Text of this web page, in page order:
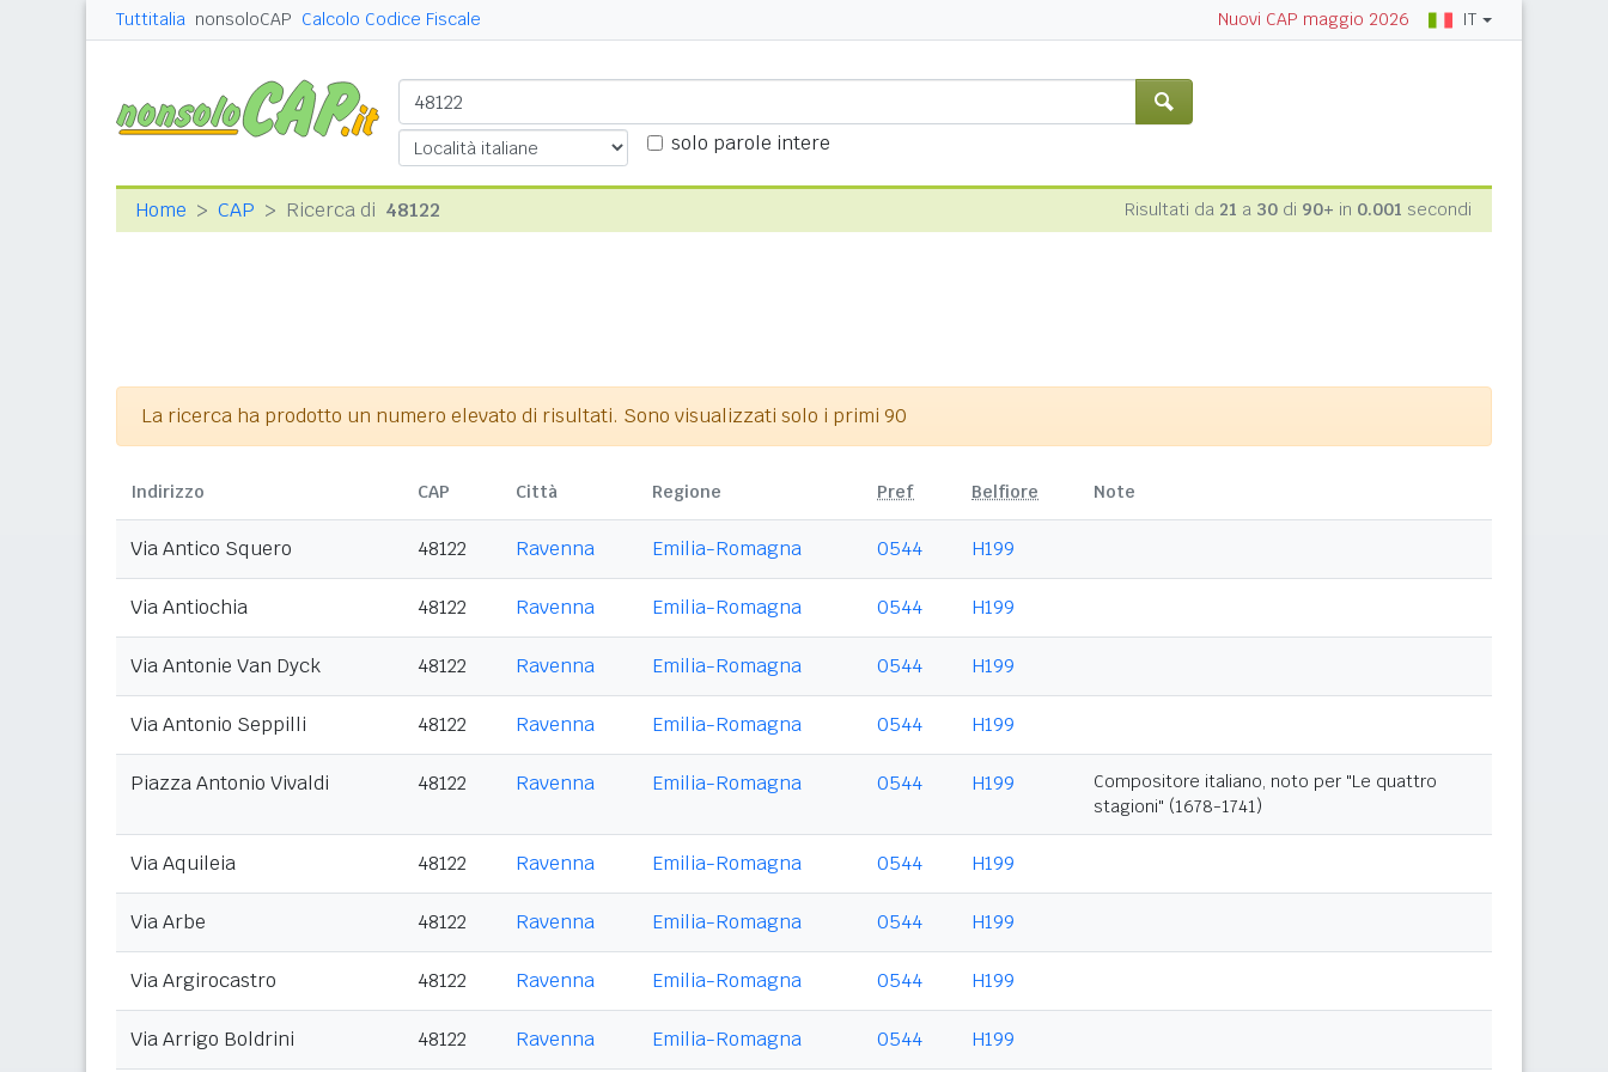
Tuttitalia nonsoloCAP Calcolo Codice Fiscale Nuovi CAP maggio 2026 IT
solo parole intere
Home CAP Ricerca di 48122 Risultati da 21 a 30 di 90+ in 0.001 secondi
La ricerca ha prodotto un numero elevato di risultati. Sono visualizzati solo i primi 90
Indirizzo CAP Città Regione Pref Belfiore Note
Via Antico Squero 48122 Ravenna Emilia-Romagna 0544 H199
Via Antiochia 48122 Ravenna Emilia-Romagna 0544 H199
Via Antonie Van Dyck 48122 Ravenna Emilia-Romagna 0544 H199
Via Antonio Seppilli 48122 Ravenna Emilia-Romagna 0544 H199
Piazza Antonio Vivaldi 48122 Ravenna Emilia-Romagna 0544 H199
Compositore italiano, noto per "Le quattro
stagioni" (1678-1741)
Via Aquileia 48122 Ravenna Emilia-Romagna 0544 H199
Via Arbe 48122 Ravenna Emilia-Romagna 0544 H199
Via Argirocastro 48122 Ravenna Emilia-Romagna 0544 H199
Via Arrigo Boldrini 48122 Ravenna Emilia-Romagna 0544 H199